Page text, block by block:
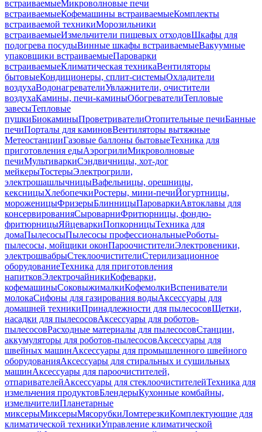
встраиваемыеМикроволновые печи
встраиваемыеКофемашины встраиваемыеКомплекты
встраиваемой техникиМорозильники
встраиваемыеИзмельчители пищевых отходовШкафы для
подогрева посудыВинные шкафы встраиваемыеВакуумные
упаковщики встраиваемыеПароварки
встраиваемыеКлиматическая техникаВентиляторы
бытовыеКондиционеры, сплит-системыОхладители
воздухаВодонагревателиУвлажнители, очистители
воздухаКамины, печи-каминыОбогревателиТепловые
завесыТепловые
пушкиБиокаминыПроветривателиОтопительные печиБанные
печиПорталы для каминовВентиляторы вытяжные
МетеостанцииГазовые баллоны бытовыеТехника для
приготовления едыАэрогрилиМикроволновые
печиМультиваркиСэндвичницы, хот-дог
мейкерыТостерыЭлектрогрили,
электрошашлычницыВафельницы, орешницы,
кексницыХлебопечкиРостеры, мини-печиЙогуртницы,
мороженицыФризерыБлинницыПароваркиАвтоклавы для
консервированияСыроварниФритюрницы, фондю-
фритюрницыЯйцеваркиПопкорницыТехника для
домаПылесосыПылесосы профессиональныеРоботы-
пылесосы, мойщики оконПароочистителиЭлектровеники,
электрошвабрыСтеклоочистителиСтерилизационное
оборудованиеТехника для приготовления
напитковЭлектрочайникиКофеварки,
кофемашиныСоковыжималкиКофемолкиВспениватели
молокаСифоны для газирования водыАксессуары для
домашней техникиПринадлежности для пылесосовЩетки,
насадки для пылесосовАксессуары для роботов-
пылесосовРасходные материалы для пылесосовСтанции,
аккумуляторы для роботов-пылесосовАксессуары для
швейных машинАксессуары для промышленного швейного
оборудованияАксессуары для стиральных и сушильных
машинАксессуары для пароочистителей,
отпаривателейАксессуары для стеклоочистителейТехника для
измельчения продуктовБлендерыКухонные комбайны,
измельчителиПланетарные
миксерыМиксерыМясорубкиЛомтерезкиКомплектующие для
климатической техникиУправление климатической